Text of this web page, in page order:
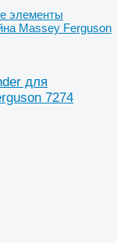
элементы
Massey Ferguson
для
7274